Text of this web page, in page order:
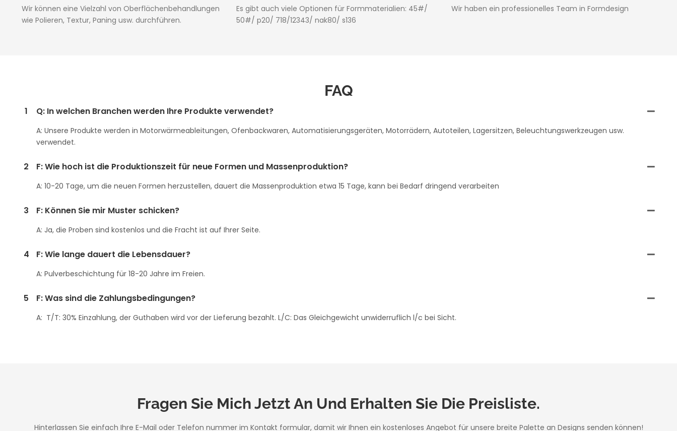
Wir können eine Vielzahl von Oberflächenbehandlungen
wie Polieren, Textur, Paning usw. durchführen.
Es gibt auch viele Optionen für Formmaterialien: 45#/
50#/ p20/ 718/12343/ nak80/ s136
Wir haben ein professionelles Team in Formdesign
FAQ
1 Q: In welchen Branchen werden Ihre Produkte verwendet?
A: Unsere Produkte werden in Motorwärmeableitungen, Ofenbackwaren, Automatisierungsgeräten, Motorrädern, Autoteilen, Lagersitzen, Beleuchtungswerkzeugen usw.
verwendet.
2 F: Wie hoch ist die Produktionszeit für neue Formen und Massenproduktion?
A: 10-20 Tage, um die neuen Formen herzustellen, dauert die Massenproduktion etwa 15 Tage, kann bei Bedarf dringend verarbeiten
3 F: Können Sie mir Muster schicken?
A: Ja, die Proben sind kostenlos und die Fracht ist auf Ihrer Seite.
4 F: Wie lange dauert die Lebensdauer?
A: Pulverbeschichtung für 18-20 Jahre im Freien.
5 F: Was sind die Zahlungsbedingungen?
A: T/T: 30% Einzahlung, der Guthaben wird vor der Lieferung bezahlt. L/C: Das Gleichgewicht unwiderruflich l/c bei Sicht.
Fragen Sie Mich Jetzt An Und Erhalten Sie Die Preisliste.
Hinterlassen Sie einfach Ihre E-Mail oder Telefon nummer im Kontakt formular, damit wir Ihnen ein kostenloses Angebot für unsere breite Palette an Designs senden können!